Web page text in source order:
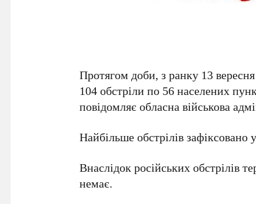
Протягом доби, з ранку 13
104 обстріли по 56 населених
повідомляє обласна військова
Найбільше обстрілів
Внаслідок російських обстрілів
немає.